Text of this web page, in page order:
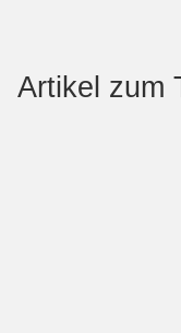
Artikel zum